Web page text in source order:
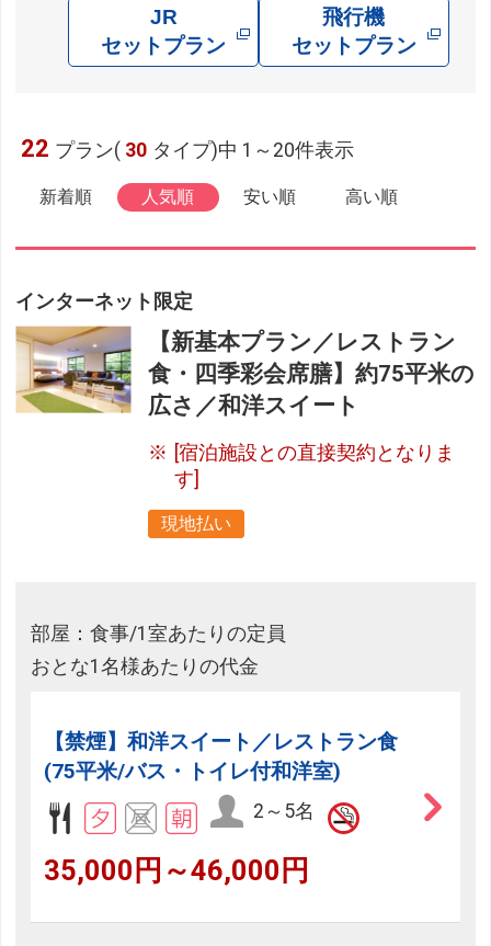
JR
セットプラン
飛行機
セットプラン
22 プラン( 30 タイプ)中 1～20件表示
新着順 人気順 安い順 高い順
インターネット限定
【新基本プラン／レストラン
食・四季彩会席膳】約75平米の
広さ／和洋スイート
[宿泊施設との直接契約となりま
す]
現地払い
部屋：食事/1室あたりの定員
おとな1名様あたりの代金
【禁煙】和洋スイート／レストラン食
(75平米/バス・トイレ付和洋室)
2～5名
35,000円～46,000円